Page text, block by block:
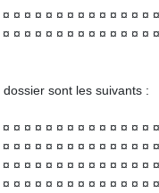
¤ ¤ ¤ ¤ ¤ ¤ ¤ ¤ ¤ ¤ ¤ ¤ ¤
¤ ¤ ¤ ¤ ¤ ¤ ¤ ¤ ¤ ¤ ¤ ¤ ¤
sont les suivants :
¤ ¤ ¤ ¤ ¤ ¤ ¤ ¤ ¤ ¤ ¤ ¤ ¤
¤ ¤ ¤ ¤ ¤ ¤ ¤ ¤ ¤ ¤ ¤ ¤ ¤
¤ ¤ ¤ ¤ ¤ ¤ ¤ ¤ ¤ ¤ ¤ ¤ ¤
¤ ¤ ¤ ¤ ¤ ¤ ¤ ¤ ¤ ¤ ¤ ¤ ¤